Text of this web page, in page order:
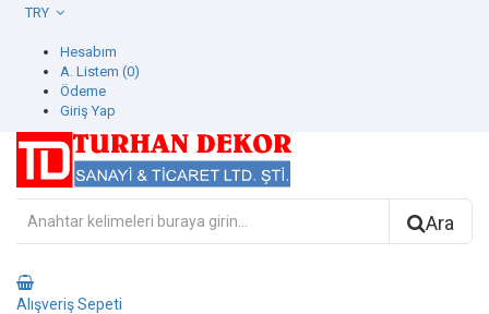
Hesabım
A. Listem (0)
Ödeme
Giriş Yap
Ara
Alışveriş Sepeti